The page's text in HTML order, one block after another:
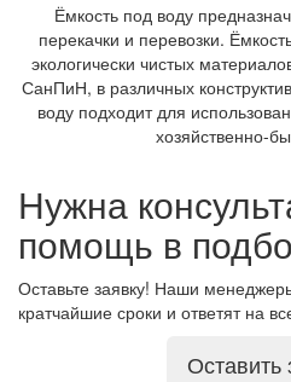
Ёмкость под воду
перекачки и перевозки.
экологически чистых
СанПиН, в различных
воду подходит для
хозяйственно-
Нужна
помощь в
Оставьте заявку! Наши
кратчайшие сроки и ответят на
Оставить